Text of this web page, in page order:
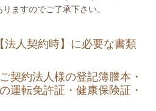
ますのでご了承下さい。
法人契約時】に必要な書類
約法人様の登記簿謄本・
運転免許証・健康保険証・